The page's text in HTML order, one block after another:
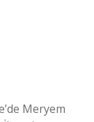
Meryem